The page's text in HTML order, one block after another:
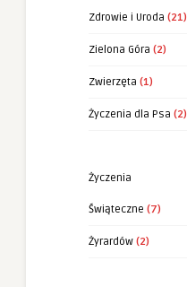
Zdrowie i Uroda (21)
Zielona Góra (2)
Zwierzęta (1)
Życzenia dla Psa (2)
Życzenia
Świąteczne (7)
Żyrardów (2)